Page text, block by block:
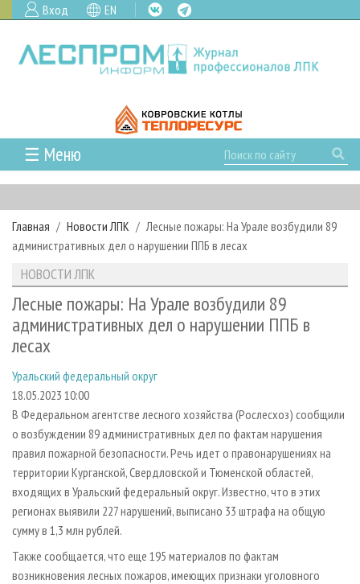
Вход EN
☰ Меню
ГЛАВНАЯ
РУБРИКИ И ТЕМЫ
РУБРИКИ ЖУРНАЛА
ЛЕСОЗАГОТОВКА
ЛЕСОПИЛЕНИЕ
ДЕРЕВООБРАБОТКА
СУШКА ДРЕВЕСИНЫ
ПРОИЗВОДСТВО ДРЕВЕСНЫХ ПЛИТ
ДЕРЕВЯННОЕ ДОМОСТРОЕНИЕ
ПРОИЗВОДСТВО МЕБЕЛИ
БИОЭНЕРГЕТИКА
ЦБП
ИНСТРУМЕНТ И МАТЕРИАЛЫ
НОВОСТИ
НОВОСТИ ЛПК
НОВОСТИ ЖУРНАЛА
НОВОСТИ КОМПАНИЙ
ПРОЕКТЫ ЛПИ
АНАЛИТИКА
ПРЕДПРИЯТИЯ ЛПК
ЛЕСНЫЕ РЕГИОНЫ РОССИИ
ПЕРСОНЫ
МОБИЛЬНЫЕ ВЫСТАВКИ
ОФИЦИАЛЬНЫЕ ДЕЛЕГАЦИИ
ПРИОРИТЕТНЫЕ ИНВЕСТПРОЕКТЫ
RUSSIAN FORESTRY REVIEW
ГАЗЕТА ЛЕСПРОМФОРУМ
БИБЛИОТЕКА СПЕЦИАЛИСТА
АРХИВ ЖУРНАЛОВ
СТАТЬИ
О ЖУРНАЛЕ
ПОДПИСКА
КОНТАКТЫ
РЕКЛАМОДАТЕЛЯМ
РЕКЛАМА
РЕКЛАМА НА САЙТЕ
Главная Новости ЛПК
Лесные пожары: На Урале возбудили 89
административных дел о нарушении ППБ в лесах
НОВОСТИ ЛПК
Лесные пожары: На Урале возбудили 89
административных дел о нарушении ППБ в
лесах
Уральский федеральный округ
18.05.2023 10:00
В Федеральном агентстве лесного хозяйства (Рослесхоз) сообщили
о возбуждении 89 административных дел по фактам нарушения
правил пожарной безопасности. Речь идет о правонарушениях на
территории Курганской, Свердловской и Тюменской областей,
входящих в Уральский федеральный округ. Известно, что в этих
регионах выявили 227 нарушений, выписано 33 штрафа на общую
сумму в 1,3 млн рублей.
Также сообщается, что еще 195 материалов по фактам
возникновения лесных пожаров, имеющих признаки уголовного